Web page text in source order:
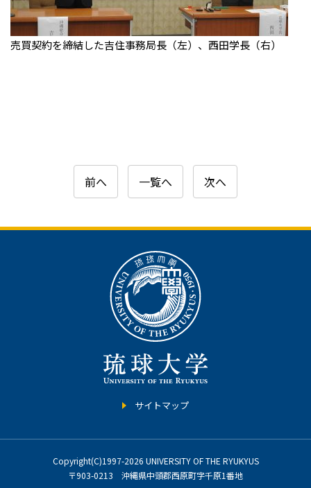
売買契約を締結した吉住事務局長（左）、西田学長（右）
前へ 一覧へ 次へ
サイトマップ
Copyright(C)1997-2026 UNIVERSITY OF THE RYUKYUS
〒903-0213 沖縄県中頭郡西原町字千原1番地